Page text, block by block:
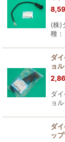
(株
種
ダ
ョ
ダ
ョ
ダ
ッ